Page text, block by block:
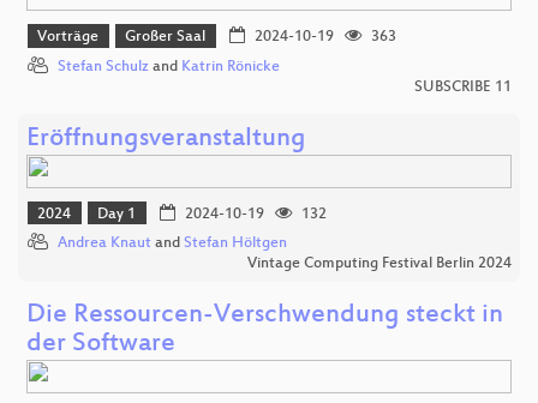
Vorträge Großer Saal 2024-10-19
363
Stefan Schulz and Katrin Rönicke
SUBSCRIBE 11
Eröffnungsveranstaltung
2024 Day 1 2024-10-19
132
Andrea Knaut and Stefan Höltgen
Vintage Computing Festival Berlin 2024
Die Ressourcen-Verschwendung steckt in
der Software